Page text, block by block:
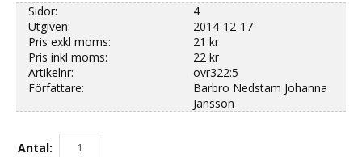
Antal:
Sidor:
4
Utgiven:
2014-12-17
Pris exkl moms:
21 kr
Pris inkl moms:
22 kr
Artikelnr:
ovr322:5
Författare:
Barbro Nedstam Johanna
Jansson